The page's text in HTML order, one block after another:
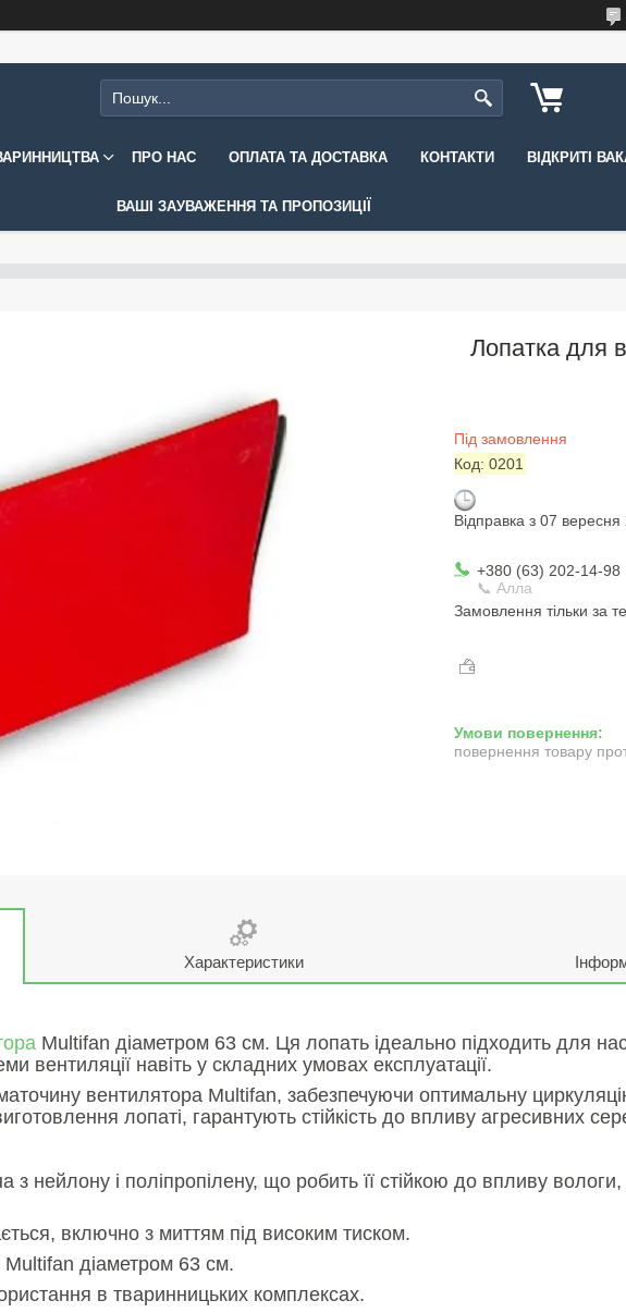
ПРО НАС ОПЛАТА ТА ДОСТАВКА КОНТАКТИ ВІДКРИТІ
ВАШІ ЗАУВАЖЕННЯ ТА ПРОПОЗИЦІЇ
Лопатка для
Під замовлення
Код: 0201
Відправка з 07 вересня
+380 (63) 202-14-98
📞 Алла
Замовлення тільки за
повернення товару
Характеристики
Multifan діаметром 63 см. Ця лопать ідеально підходить для
вентиляції навіть у складних умовах експлуатації.
вентилятора Multifan, забезпечуючи оптимальну
лопаті, гарантують стійкість до впливу агресивних
з нейлону і поліпропілену, що робить її стійкою до впливу
включно з миттям під високим тиском.
Multifan діаметром 63 см.
в тваринницьких комплексах.